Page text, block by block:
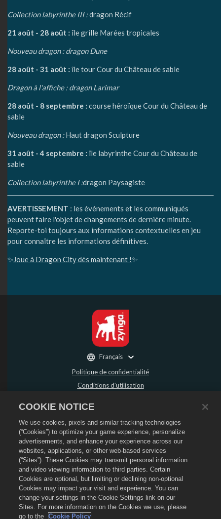
Collection labyrinthe III :dragon Récif
21 août - 28 août : île grille Marées tropicales
Nouveau dragon : dragon Dune
28 août - 31 août : île tour Cour du Château de sable
Dragon à l'affiche : dragon Larimar
28 août - 8 septembre : course héroïque Cour du Château de
sable
Nouveau dragon :Haut dragon Sculpture
31 août - 4 septembre : île labyrinthe Cour du Château de
sable
Collection labyrinthe I :dragon Paysagiste
AVERTISSEMENT : les événements et les communiqués
peuvent faire l'objet de changements de dernière minute.
Reporte-toi toujours aux informations contextuelles en jeu
pour connaître les informations définitives.
✨Joue à Dragon City dès maintenant !✨
Politique de confidentialité
Conditions d'utilisation
Politique de remboursement
Politique de cookies
Assistance de la boutique
Assistance du jeu
Paramètres des cookies
2026Social Point S.L. Dragon City et le logo Dragon City sont des marques
déposées de Social Point S.L. Tous droits réservés. La boutique Dragon City est
opérée par Zynga, Inc. Les offres sont uniquement valides dans le jeu Dragon
City. La disponibilité et le prix des offres varient en fonction des régions.
Français
COOKIE NOTICE
We use cookies, pixels and similar tracking technologies
(“Cookies”) to optimize your game experience, personalize
advertisements, and enhance your experience across our
websites, applications, or other web-based services
(“Sites”). These Cookies may transmit personal information
and video viewing information to third parties. Certain
Cookies are optional, but limiting or declining non-optional
Cookies may impact your visit and experience. You can
change your settings in the Cookie Settings link on our
Sites. For more information on the Cookies we use, please
go to the
Cookie Policy